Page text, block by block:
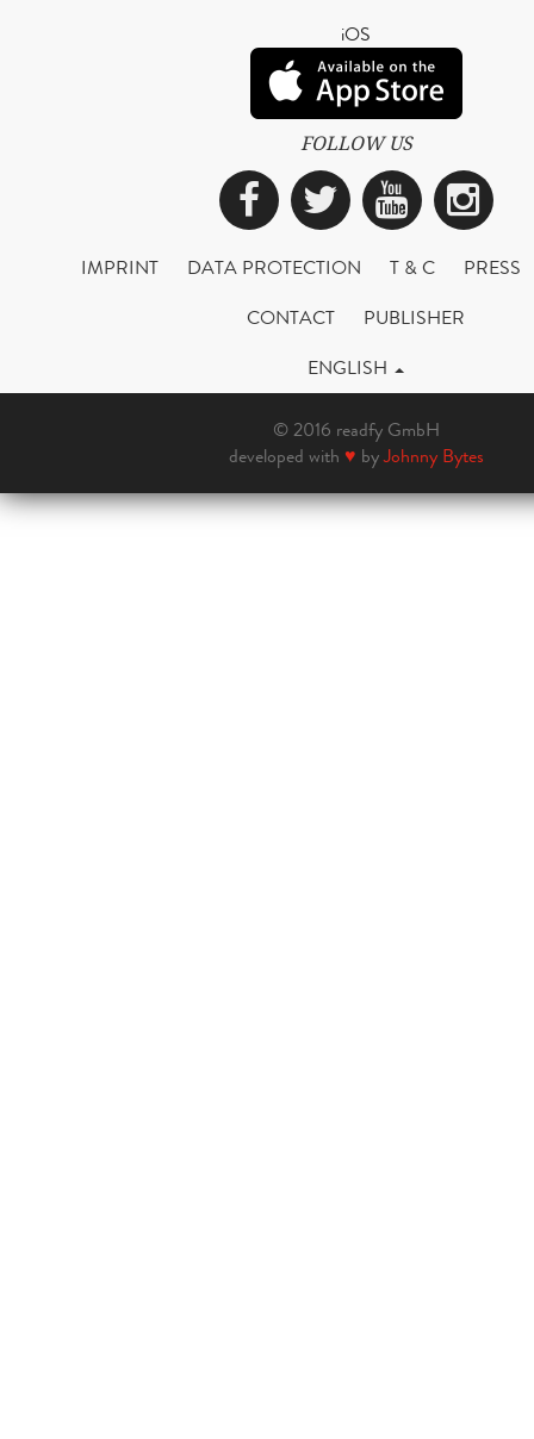
iOS
FOLLOW US
Facebook
Twitter
IMPRINT DATA PROTECTION T & C
PRESS
CONTACT
PUBLISHER
ENGLISH
© 2016 readfy GmbH
developed with ♥ byJohnny Bytes